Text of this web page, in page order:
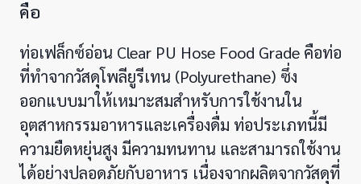
คือ
ท่อเฟล็กซ์อ่อน Clear PU Hose Food Grade คือท่อ
ที่ทำจากวัสดุโพลียูรีเทน (Polyurethane) ซึ่ง
ออกแบบมาให้เหมาะสมสำหรับการใช้งานใน
อุตสาหกรรมอาหารและเครื่องดื่ม ท่อประเภทนี้มี
ความยืดหยุ่นสูง มีความทนทาน และสามารถใช้งาน
ได้อย่างปลอดภัยกับอาหาร เนื่องจากผลิตจากวัสดุที่